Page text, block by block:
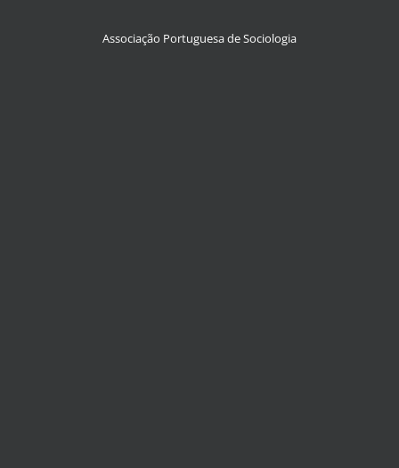
Associação Portuguesa de Sociologia